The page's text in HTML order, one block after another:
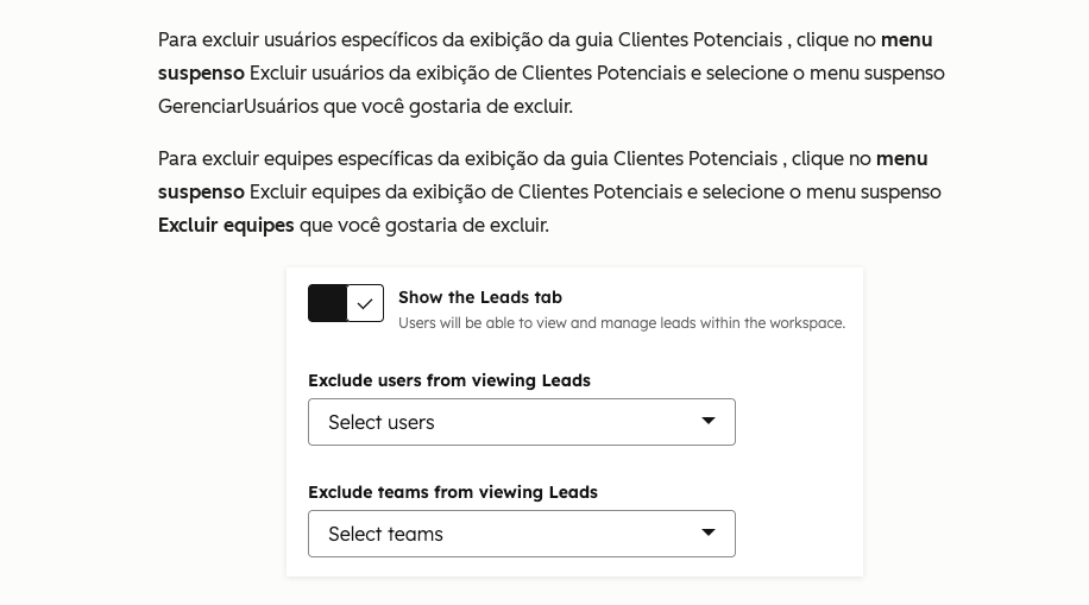
Para excluir usuários específicos da exibição da guia Clientes Potenciais , clique no menu
suspenso Excluir usuários da exibição de Clientes Potenciais e selecione o menu suspenso
GerenciarUsuários que você gostaria de excluir.
Para excluir equipes específicas da exibição da guia Clientes Potenciais , clique no menu
suspenso Excluir equipes da exibição de Clientes Potenciais e selecione o menu suspenso
Excluir equipes que você gostaria de excluir.